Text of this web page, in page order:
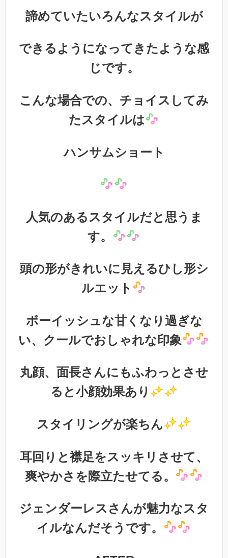
諦めていたいろんなスタイルが
できるようになってきたような感
じです。
こんな場合での、チョイスしてみ
たスタイルは
ハンサムショート
人気のあるスタイルだと思うま
す。
頭の形がきれいに見えるひし形シ
ルエット
ボーイッシュな甘くなり過ぎな
い、クールでおしゃれな印象
丸顔、面長さんにもふわっとさせ
ると小顔効果あり
スタイリングが楽ちん
耳回りと襟足をスッキリさせて、
爽やかさを際立たせてる。
ジェンダーレスさんが魅力なスタ
イルなんだそうです。